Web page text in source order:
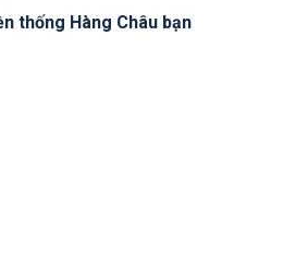
thống Hàng Châu bạn